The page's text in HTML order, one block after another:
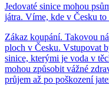
Jedovaté sinice mohou
játra. Víme, kde v Česku to
Zákaz koupání. Takovou
ploch v Česku. Vstupovat
sinice, kterými je voda v
mohou způsobit vážné
průjem až po poškození